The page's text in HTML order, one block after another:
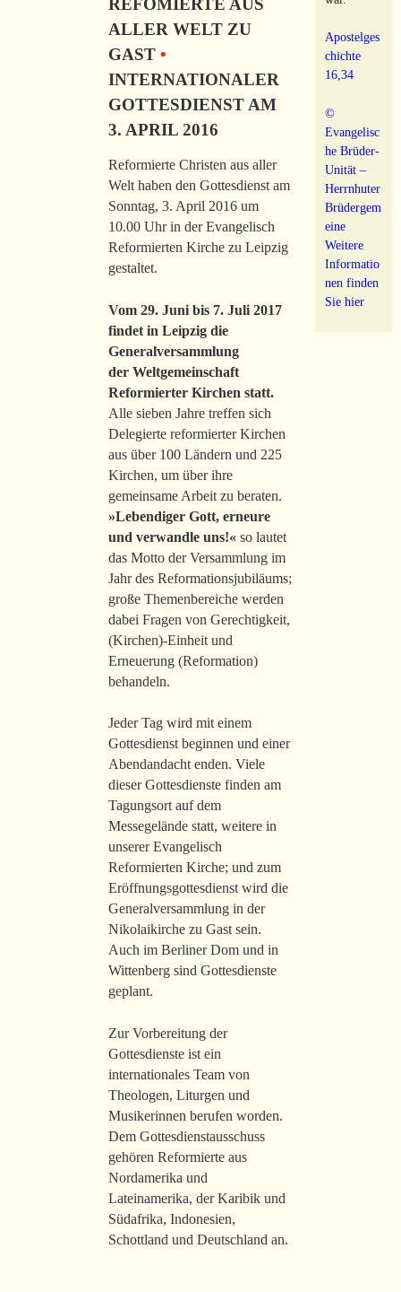
ALLER WELT ZU
GAST •
INTERNATIONALER
GOTTESDIENST AM
3. APRIL 2016
Reformierte Christen aus aller
Welt haben den Gottesdienst am
Sonntag, 3. April 2016 um
10.00 Uhr in der Evangelisch
Reformierten Kirche zu Leipzig
gestaltet.
Vom 29. Juni bis 7. Juli 2017
findet in Leipzig die
Generalversammlung
der Weltgemeinschaft
Reformierter Kirchen statt.
Alle sieben Jahre treffen sich
Delegierte reformierter Kirchen
aus über 100 Ländern und 225
Kirchen, um über ihre
gemeinsame Arbeit zu beraten.
»Lebendiger Gott, erneure
und verwandle uns!« so lautet
das Motto der Versammlung im
Jahr des Reformationsjubiläums;
große Themenbereiche werden
dabei Fragen von Gerechtigkeit,
(Kirchen)-Einheit und
Erneuerung (Reformation)
behandeln.
Jeder Tag wird mit einem
Gottesdienst beginnen und einer
Abendandacht enden. Viele
dieser Gottesdienste finden am
Tagungsort auf dem
Messegelände statt, weitere in
unserer Evangelisch
Reformierten Kirche; und zum
Eröffnungsgottesdienst wird die
Generalversammlung in der
Nikolaikirche zu Gast sein.
Auch im Berliner Dom und in
Wittenberg sind Gottesdienste
geplant.
Zur Vorbereitung der
Gottesdienste ist ein
internationales Team von
Theologen, Liturgen und
Musikerinnen berufen worden.
Dem Gottesdienstausschuss
gehören Reformierte aus
Nordamerika und
Lateinamerika, der Karibik und
Südafrika, Indonesien,
Schottland und Deutschland an.
Apostelges
chichte
16,34
©
Evangelisc
he Brüder-
Unität –
Herrnhuter
Brüdergem
eine
Weitere
Informatio
nen finden
Sie hier